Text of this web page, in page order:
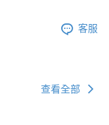
客服
查看全部